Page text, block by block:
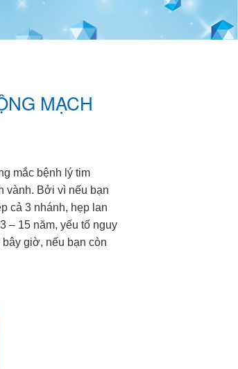
MẠCH
mắc bệnh lý tim
vành. Bởi vì nếu bạn
cả 3 nhánh, hẹp lan
– 15 năm, yếu tố nguy
giờ, nếu bạn còn